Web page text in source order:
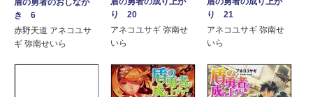
き 6
赤野天道 アネコユサ
ギ 弥南せいら
り 20
アネコユサギ 弥南せ
いら
り 21
アネコユサギ 弥南せ
いら